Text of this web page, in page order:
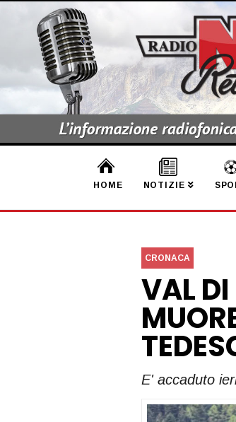
HOME NOTIZIE
CRONACA
VAL DI
E' accaduto